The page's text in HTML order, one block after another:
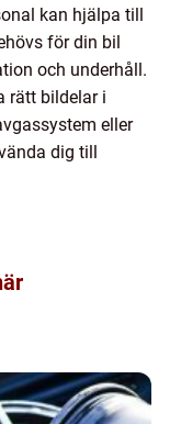
kan hjälpa till
för din bil
och underhåll.
rätt bildelar i
eller
dig till